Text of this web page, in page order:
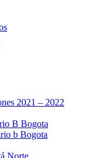
2021 – 2022
B Bogota
b Bogota